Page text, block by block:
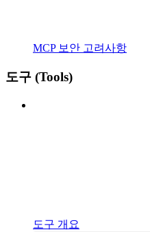
MCP 보안 고려사항
도구 (Tools)
도구 개요